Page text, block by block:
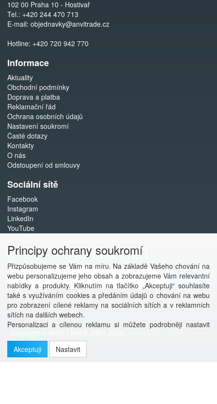
102 00 Praha 10 - Hostivař
Tel.: +420 244 470 713
E-mail: objednavky@anvitrade.cz
Hotline: +420 720 942 770
Informace
Aktuality
Obchodní podmínky
Doprava a platba
Reklamační řád
Ochrana osobních údajů
Nastavení soukromí
Časté dotazy
Kontakty
O nás
Odstoupení od smlouvy
Sociální sítě
Facebook
Instagram
LinkedIn
YouTube
NEWSLETTER
Přihlásit
Více informací o této službě
Principy ochrany soukromí
Přizpůsobujeme se Vám na míru. Na základě Vašeho chování na
webu personalizujeme jeho obsah a zobrazujeme Vám relevantní
nabídky a produkty. Kliknutím na tlačítko „Akceptuji“ souhlasíte
také s využíváním cookies a předáním údajů o chování na webu
pro zobrazení cílené reklamy na sociálních sítích a v reklamních
sítích na dalších webech.
Personalizaci a cílenou reklamu si můžete podrobněji nastavit
Akceptuji
Nastavit